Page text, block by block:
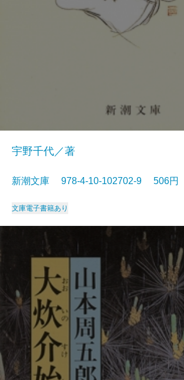
宇野千代／著
新潮文庫 978-4-10-102702-9 506円
文庫電子書籍あり